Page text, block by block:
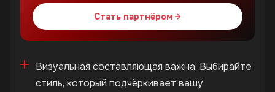
Стать партнёром
Визуальная составляющая важна. Выбирайте
стиль, который подчёркивает вашу